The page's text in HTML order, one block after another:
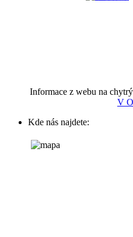
Informace z webu na
V
Kde nás najdete: